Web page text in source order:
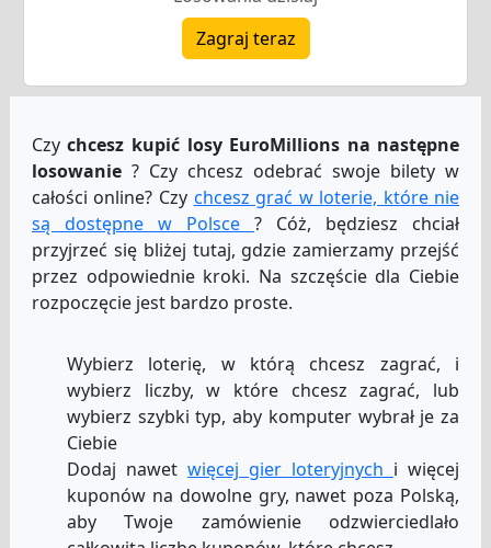
Zagraj teraz
Czychcesz kupić losy EuroMillions na następne
losowanie ? Czy chcesz odebrać swoje bilety w
całości online? Czy chcesz grać w loterie, które nie
są dostępne w Polsce? Cóż, będziesz chciał
przyjrzeć się bliżej tutaj, gdzie zamierzamy przejść
przez odpowiednie kroki. Na szczęście dla Ciebie
rozpoczęcie jest bardzo proste.
Wybierz loterię, w którą chcesz zagrać, i
wybierz liczby, w które chcesz zagrać, lub
wybierz szybki typ, aby komputer wybrał je za
Ciebie
Dodaj nawet więcej gier loteryjnych i więcej
kuponów na dowolne gry, nawet poza Polską,
aby Twoje zamówienie odzwierciedlało